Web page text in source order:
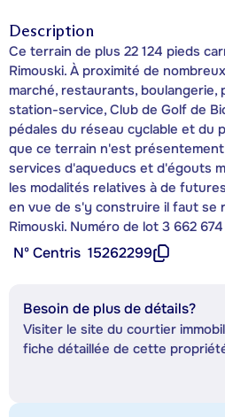
Description
Ce terrain de plus 22 124 pieds
Rimouski. À proximité de
marché, restaurants, boulangerie,
station-service, Club de Golf de
pédales du réseau cyclable et du
que ce terrain n'est
services d'aqueducs et d'égouts
les modalités relatives à de
en vue de s'y construire il faut se
Rimouski. Numéro de lot 3 662
Nº Centris 15262299
Besoin de plus de détails?
Visiter le site du courtier
fiche détaillée de cette